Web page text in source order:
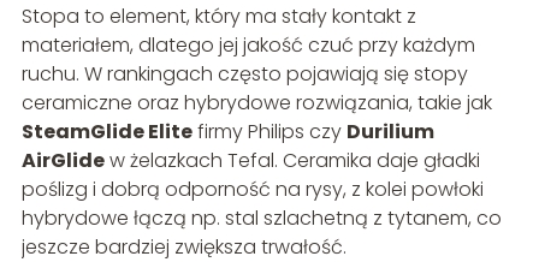
Stopa to element, który ma stały kontakt z
materiałem, dlatego jej jakość czuć przy każdym
ruchu. W rankingach często pojawiają się stopy
ceramiczne oraz hybrydowe rozwiązania, takie jak
SteamGlide Elitefirmy Philips czy Durilium
AirGlidew żelazkach Tefal. Ceramika daje gładki
poślizg i dobrą odporność na rysy, z kolei powłoki
hybrydowe łączą np. stal szlachetną z tytanem, co
jeszcze bardziej zwiększa trwałość.